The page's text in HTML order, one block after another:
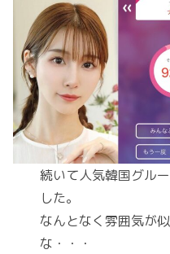
続いて人気韓国グル
した。
なんとなく雰囲気が
な・・・